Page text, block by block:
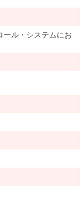
ール・システムにお